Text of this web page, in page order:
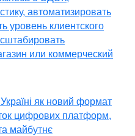
автоматизировать
уровень клиентского
или коммерческий
як новий формат
цифрових платформ,
майбутнє